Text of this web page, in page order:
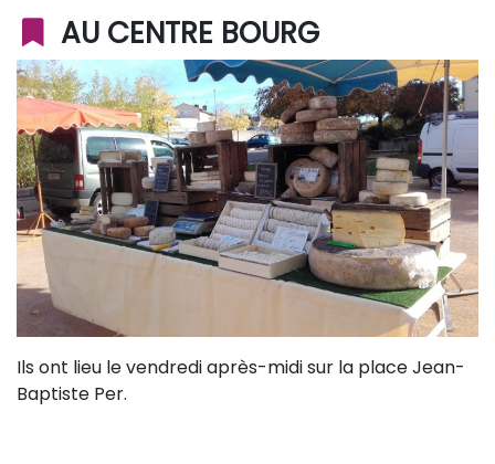
AU CENTRE BOURG
Ils ont lieu le vendredi après-midi sur la place Jean-
Baptiste Per.